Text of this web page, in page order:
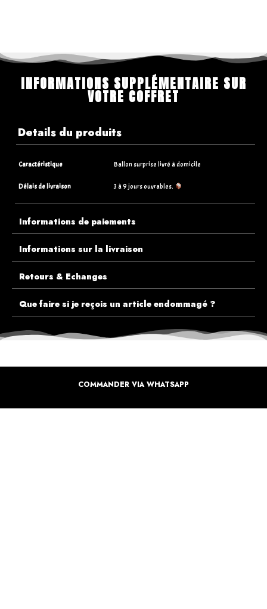
INFORMATIONS SUPPLÉMENTAIRE SUR
VOTRE COFFRET
Details du produits
Caractéristique Ballon surprise livré à domicile
Délais de livraison 3 à 9 jours ouvrables.
Informations de paiements
Informations sur la livraison
Retours & Echanges
Que faire si je reçois un article endommagé ?
COMMANDER VIA WHATSAPP